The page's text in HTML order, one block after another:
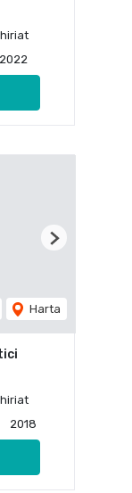
2022
Harta
Next
2018